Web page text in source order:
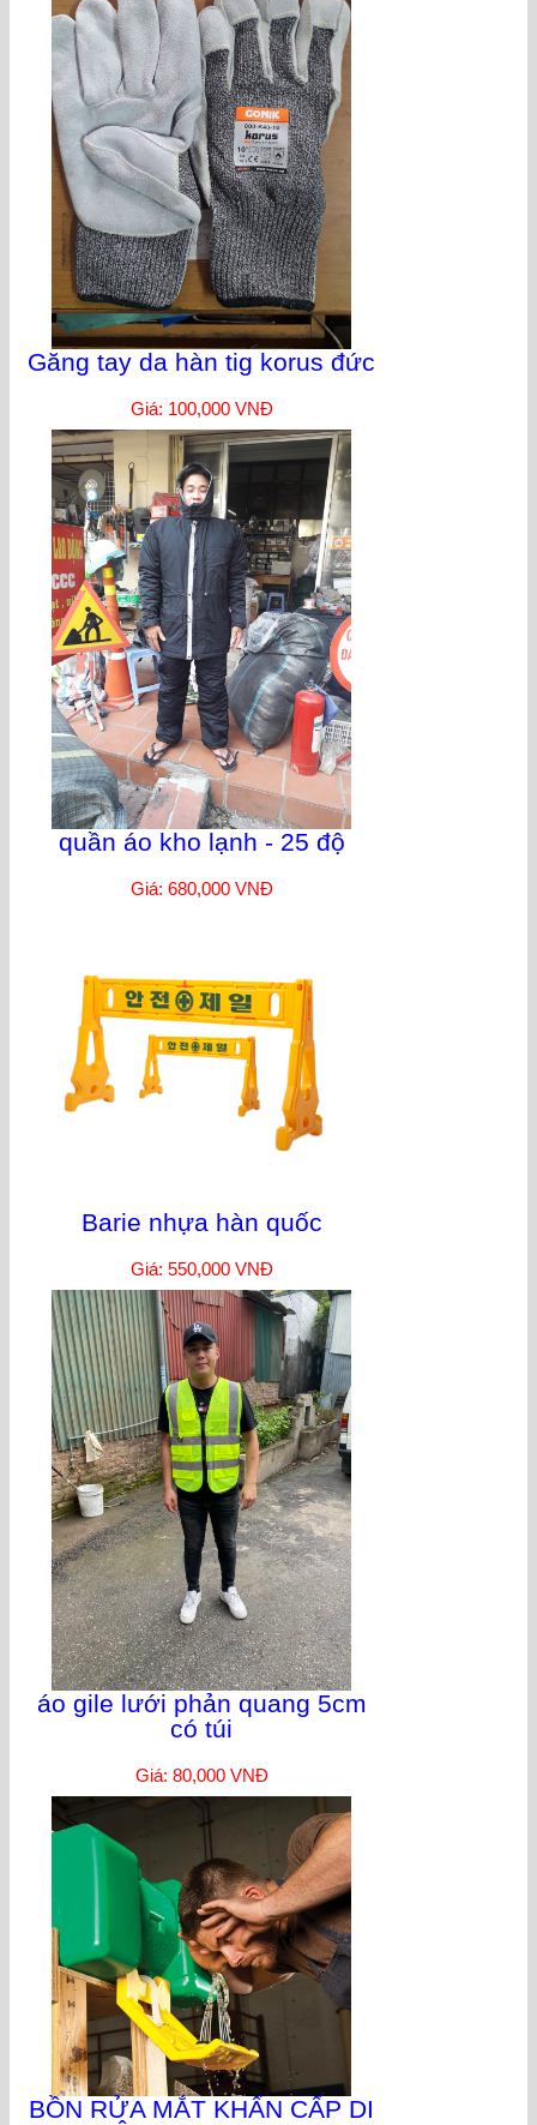
Găng tay da hàn tig korus đức
Giá: 100,000 VNĐ
quần áo kho lạnh - 25 độ
Giá: 680,000 VNĐ
Barie nhựa hàn quốc
Giá: 550,000 VNĐ
áo gile lưới phản quang 5cm
có túi
Giá: 80,000 VNĐ
BỒN RỬA MẮT KHẨN CẤP DI